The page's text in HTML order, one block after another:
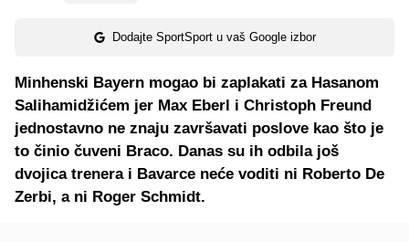
Dodajte SportSport u vaš Google izbor
Minhenski Bayern mogao bi zaplakati za Hasanom
Salihamidžićem jer Max Eberl i Christoph Freund
jednostavno ne znaju završavati poslove kao što je
to činio čuveni Braco. Danas su ih odbila još
dvojica trenera i Bavarce neće voditi ni Roberto De
Zerbi, a ni Roger Schmidt.